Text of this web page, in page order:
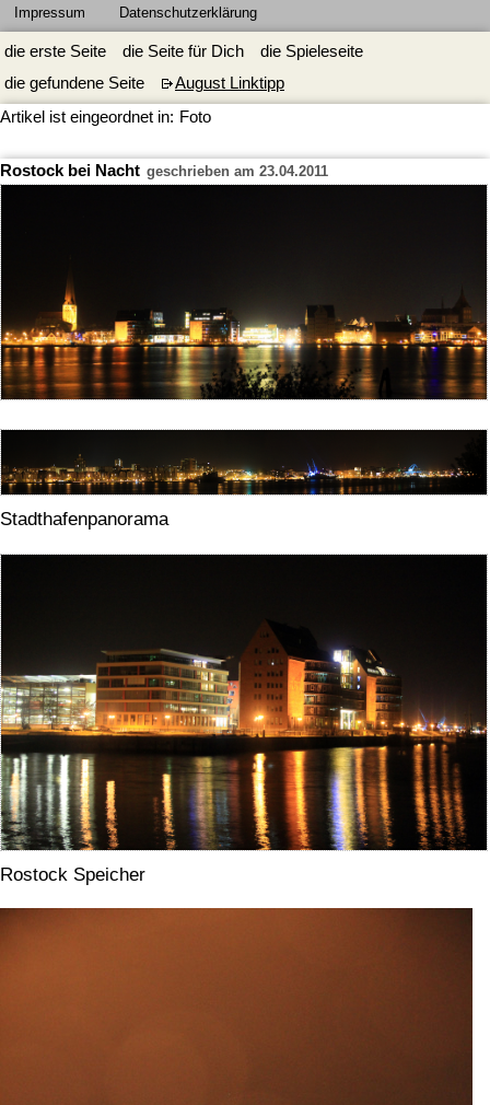
Impressum Datenschutzerklärung
die erste Seite die Seite für Dich
die Spieleseite
die gefundene Seite
August Linktipp
Artikel ist eingeordnet in: Foto
Rostock bei Nacht geschrieben am 23.04.2011
Stadthafenpanorama
Rostock Speicher